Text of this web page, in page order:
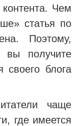
Чем
статья по
Поэтому,
вы получите
своего блога
чаще
где имеется